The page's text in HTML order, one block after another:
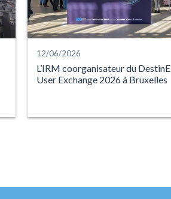
12/06/2026
L’IRM coorganisateur du DestinE
User Exchange 2026 à Bruxelles